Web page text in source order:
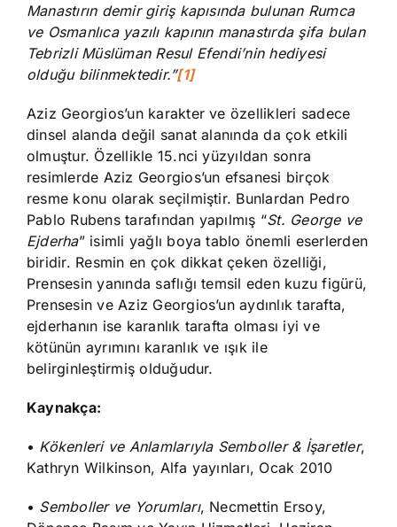
Manastırın demir giriş kapısında bulunan Rumca
ve Osmanlıca yazılı kapının manastırda şifa bulan
Tebrizli Müslüman Resul Efendi’nin hediyesi
olduğu bilinmektedir.”[1]
Aziz Georgios’un karakter ve özellikleri sadece
dinsel alanda değil sanat alanında da çok etkili
olmuştur. Özellikle 15.nci yüzyıldan sonra
resimlerde Aziz Georgios’un efsanesi birçok
resme konu olarak seçilmiştir. Bunlardan Pedro
Pablo Rubens tarafından yapılmış “St. George ve
Ejderha” isimli yağlı boya tablo önemli eserlerden
biridir. Resmin en çok dikkat çeken özelliği,
Prensesin yanında saflığı temsil eden kuzu figürü,
Prensesin ve Aziz Georgios’un aydınlık tarafta,
ejderhanın ise karanlık tarafta olması iyi ve
kötünün ayrımını karanlık ve ışık ile
belirginleştirmiş olduğudur.
Kaynakça:
• Kökenleri ve Anlamlarıyla Semboller & İşaretler,
Kathryn Wilkinson, Alfa yayınları, Ocak 2010
• Semboller ve Yorumları, Necmettin Ersoy,